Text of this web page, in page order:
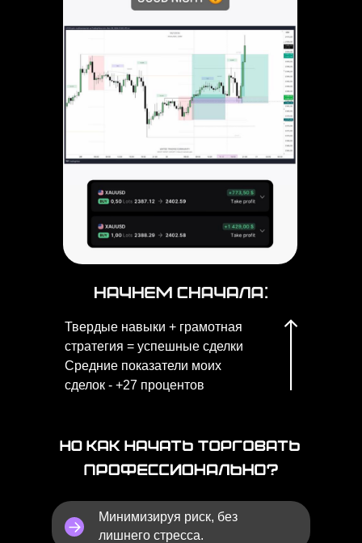
Твердые навыки + грамотная
стратегия = успешные сделки
Средние показатели моих
сделок - +27 процентов
Минимизируя риск, без
лишнего стресса.